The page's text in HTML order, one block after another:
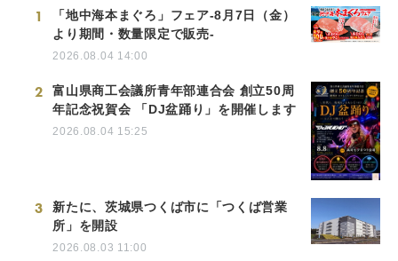
1
「地中海本まぐろ」フェア-8月7日（金）
より期間・数量限定で販売-
2026.08.04 14:00
2
富山県商工会議所青年部連合会 創立50周
年記念祝賀会 「DJ盆踊り」を開催します
2026.08.04 15:25
3
新たに、茨城県つくば市に「つくば営業
所」を開設
2026.08.03 11:00